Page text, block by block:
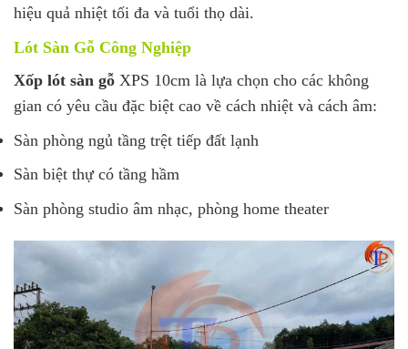
hiệu quả nhiệt tối đa và tuổi thọ dài.
Lót Sàn Gỗ Công Nghiệp
Xốp lót sàn gỗ XPS 10cm là lựa chọn cho các không
gian có yêu cầu đặc biệt cao về cách nhiệt và cách âm:
Sàn phòng ngủ tầng trệt tiếp đất lạnh
Sàn biệt thự có tầng hầm
Sàn phòng studio âm nhạc, phòng home theater